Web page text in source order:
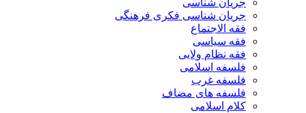
جریان شناسی فکری فرهنگی
فقه الاجتماع
فقه سیاسی
فقه نظام ولایی
فلسفه اسلامی
فلسفه غرب
فلسفه های مضاف
کلام اسلامی